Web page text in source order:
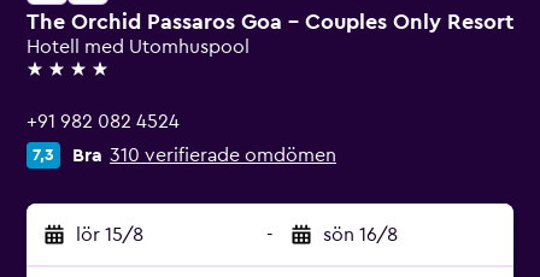
The Orchid Passaros Goa - Couples Only Resort
Hotell med Utomhuspool
4 stjärnor
+91 982 082 4524
7,3 Bra 310 verifierade omdömen
lör 15/8 - sön 16/8